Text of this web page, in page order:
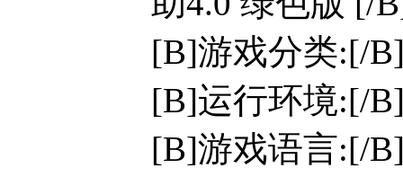
[B]游戏分类:[/
[B]运行环境:[/
[B]游戏语言:[/